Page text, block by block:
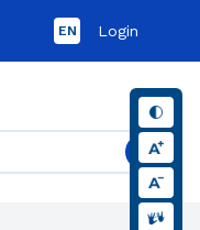
EN Login